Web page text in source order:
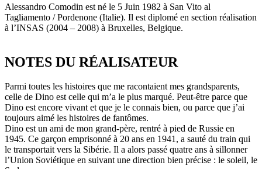
Alessandro Comodin est né le 5 Juin 1982 à San Vito al
Tagliamento / Pordenone (Italie). Il est diplomé en section réalisation
à l’INSAS (2004 – 2008) à Bruxelles, Belgique.
NOTES DU RÉALISATEUR
Parmi toutes les histoires que me racontaient mes grandsparents,
celle de Dino est celle qui m’a le plus marqué. Peut-être parce que
Dino est encore vivant et que je le connais bien, ou parce que j’ai
toujours aimé les histoires de fantômes.
Dino est un ami de mon grand-père, rentré à pied de Russie en
1945. Ce garçon emprisonné à 20 ans en 1941, a sauté du train qui
le transportait vers la Sibérie. Il a alors passé quatre ans à sillonner
l’Union Soviétique en suivant une direction bien précise : le soleil, le